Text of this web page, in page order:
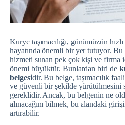
Kurye taşımacılığı, günümüzün
hayatında önemli bir yer tutuyor.
hizmeti sunan pek çok kişi ve firma
önemi büyüktür. Bunlardan biri de
belgesidir. Bu belge, taşımacılık
ve güvenli bir şekilde yürütülmesini
gereklidir. Ancak, bu belgenin ne
alınacağını bilmek, bu alandaki
artırabilir.